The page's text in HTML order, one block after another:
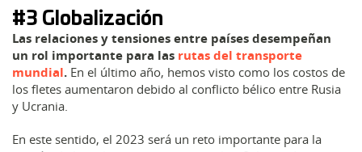
#3 Globalización
Las relaciones y tensiones entre países desempeñan
un rol importante para las rutas del transporte
mundial. En el último año, hemos visto como los costos de
los fletes aumentaron debido al conflicto bélico entre Rusia
y Ucrania.
En este sentido, el 2023 será un reto importante para la